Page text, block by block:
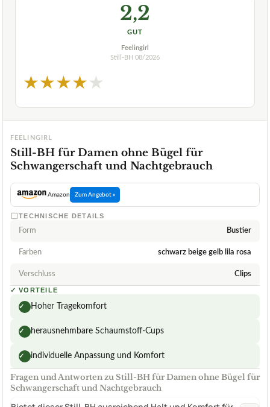
2,2
GUT
Feelingirl
Still-BH 08/2026
★★★★★
FEELINGIRL
Still-BH für Damen ohne Bügel für
Schwangerschaft und Nachtgebrauch
Amazon Zum Angebot »
TECHNISCHE DETAILS
Form Bustier
Farben schwarz beige gelb lila rosa
Verschluss Clips
✓ VORTEILE
✓ Hoher Tragekomfort
✓ herausnehmbare Schaumstoff-Cups
✓ individuelle Anpassung und Komfort
Fragen und Antworten zu Still-BH für Damen ohne Bügel für
Schwangerschaft und Nachtgebrauch